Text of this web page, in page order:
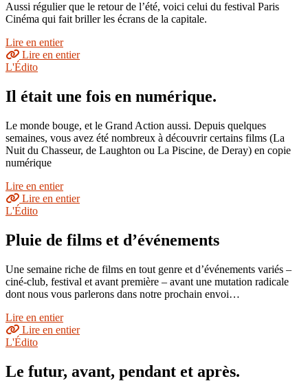
Aussi régulier que le retour de l’été, voici celui du festival Paris
Cinéma qui fait briller les écrans de la capitale.
Lire en entier
Lire en entier
L'Édito
Il était une fois en numérique.
Le monde bouge, et le Grand Action aussi. Depuis quelques
semaines, vous avez été nombreux à découvrir certains films (La
Nuit du Chasseur, de Laughton ou La Piscine, de Deray) en copie
numérique
Lire en entier
Lire en entier
L'Édito
Pluie de films et d’événements
Une semaine riche de films en tout genre et d’événements variés –
ciné-club, festival et avant première – avant une mutation radicale
dont nous vous parlerons dans notre prochain envoi…
Lire en entier
Lire en entier
L'Édito
Le futur, avant, pendant et après.